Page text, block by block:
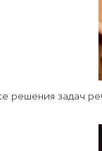
решения задач